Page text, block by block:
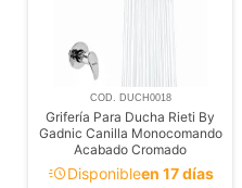
COD. DUCH0018
Grifería Para Ducha Rieti By
Gadnic Canilla Monocomando
Acabado Cromado
acuteDisponibleen 17 días